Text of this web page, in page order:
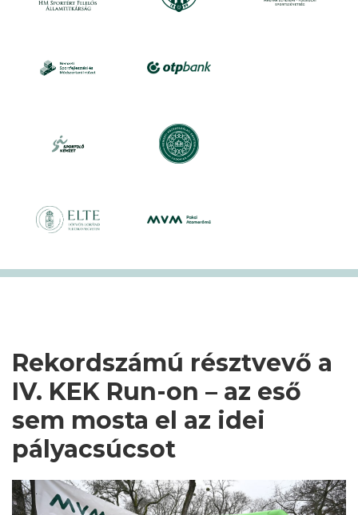
Rekordszámú résztvevő a
IV. KEK Run-on – az eső
sem mosta el az idei
pályacsúcsot